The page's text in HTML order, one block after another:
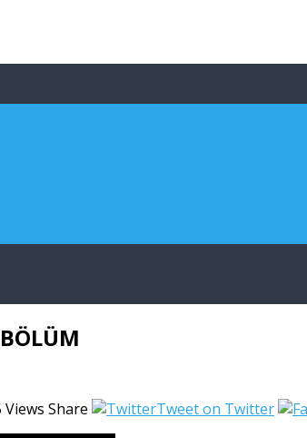
Views Share Tweet on Twitter